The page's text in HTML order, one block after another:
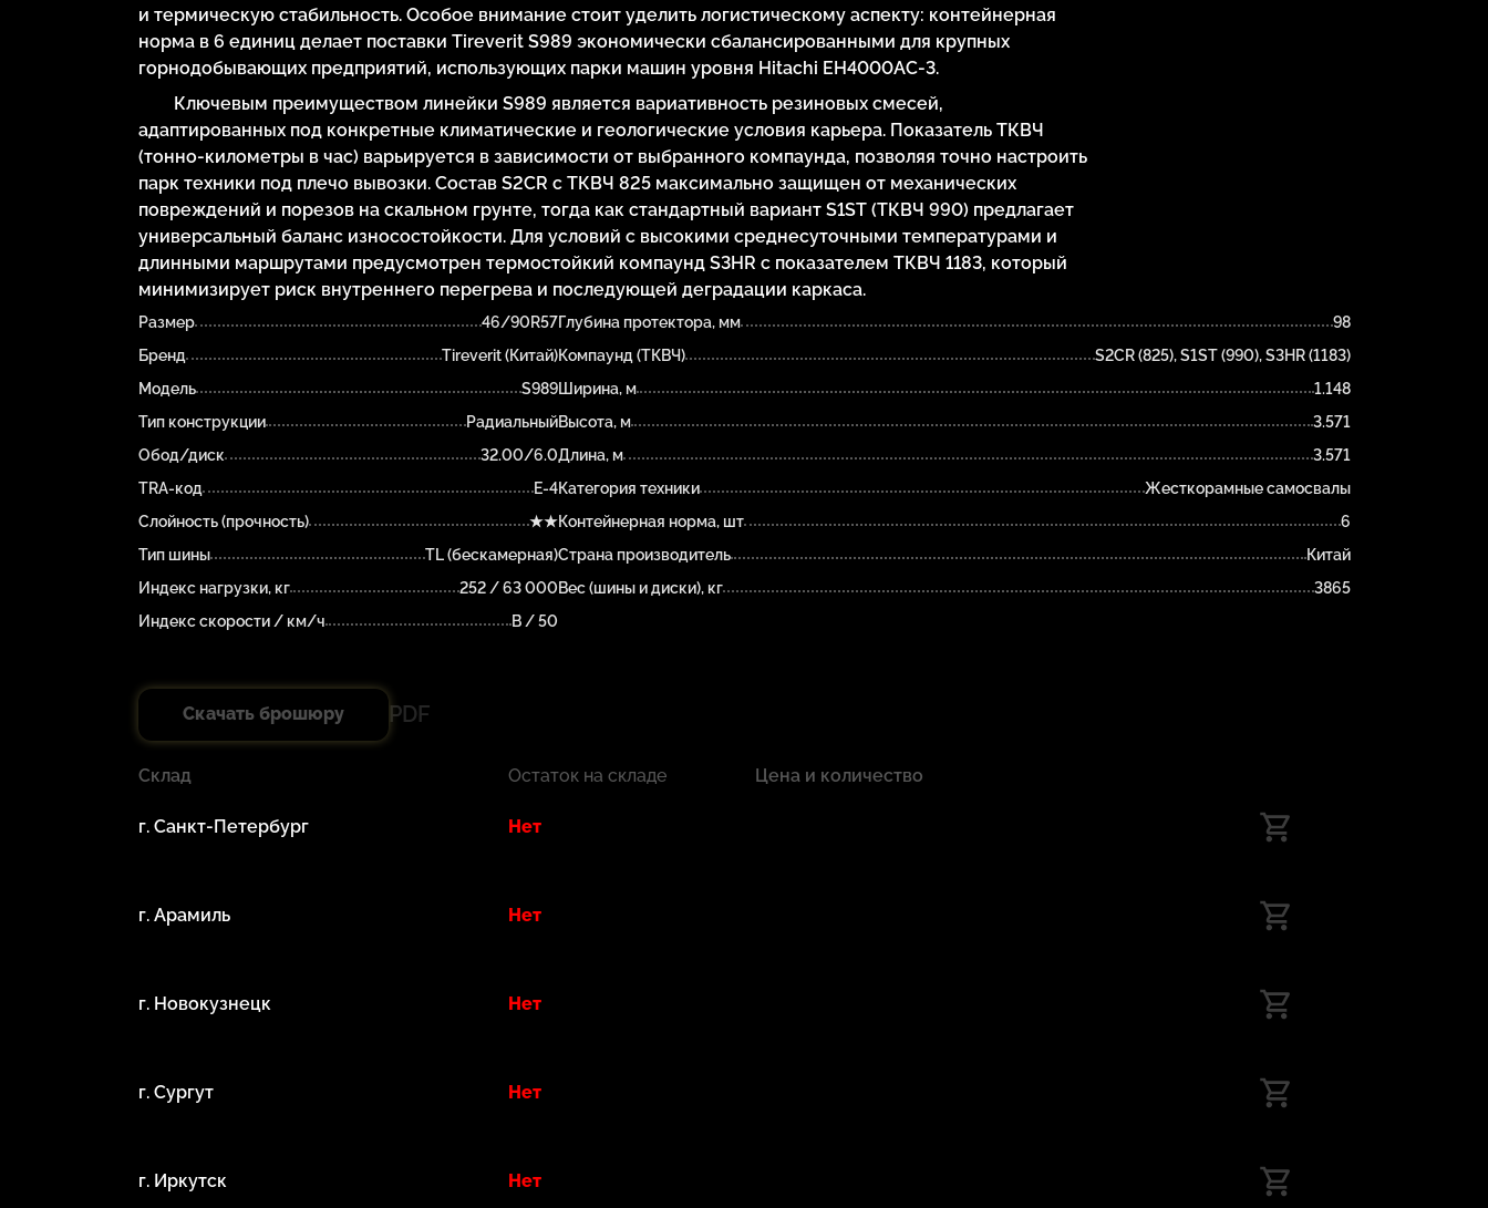
и термическую стабильность. Особое внимание стоит уделить логистическому аспекту: контейнерная
норма в 6 единиц делает поставки Tireverit S989 экономически сбалансированными для крупных
горнодобывающих предприятий, использующих парки машин уровня Hitachi EH4000AC-3.
Ключевым преимуществом линейки S989 является вариативность резиновых смесей,
адаптированных под конкретные климатические и геологические условия карьера. Показатель ТКВЧ
(тонно-километры в час) варьируется в зависимости от выбранного компаунда, позволяя точно настроить
парк техники под плечо вывозки. Состав S2CR с ТКВЧ 825 максимально защищен от механических
повреждений и порезов на скальном грунте, тогда как стандартный вариант S1ST (ТКВЧ 990) предлагает
универсальный баланс износостойкости. Для условий с высокими среднесуточными температурами и
длинными маршрутами предусмотрен термостойкий компаунд S3HR с показателем ТКВЧ 1183, который
минимизирует риск внутреннего перегрева и последующей деградации каркаса.
Размер
46/90R57
Бренд
Tireverit (Китай)
Модель
S989
Тип конструкции
Радиальный
Обод/диск
32.00/6.0
TRA-код
E-4
Слойность (прочность)
★★
Тип шины
TL (бескамерная)
Индекс нагрузки, кг
252 / 63 000
Индекс скорости / км/ч
B / 50
Глубина протектора, мм
98
Компаунд (ТКВЧ)
S2CR (825), S1ST (990), S3HR (1183)
Ширина, м
1.148
Высота, м
3.571
Длина, м
3.571
Категория техники
Жесткорамные самосвалы
Контейнерная норма, шт
6
Страна производитель
Китай
Вес (шины и диски), кг
3865
Скачать брошюру PDF
Склад Остаток на складе Цена и количество
г. Санкт-Петербург Нет
г. Арамиль Нет
г. Новокузнецк Нет
г. Сургут Нет
г. Иркутск Нет